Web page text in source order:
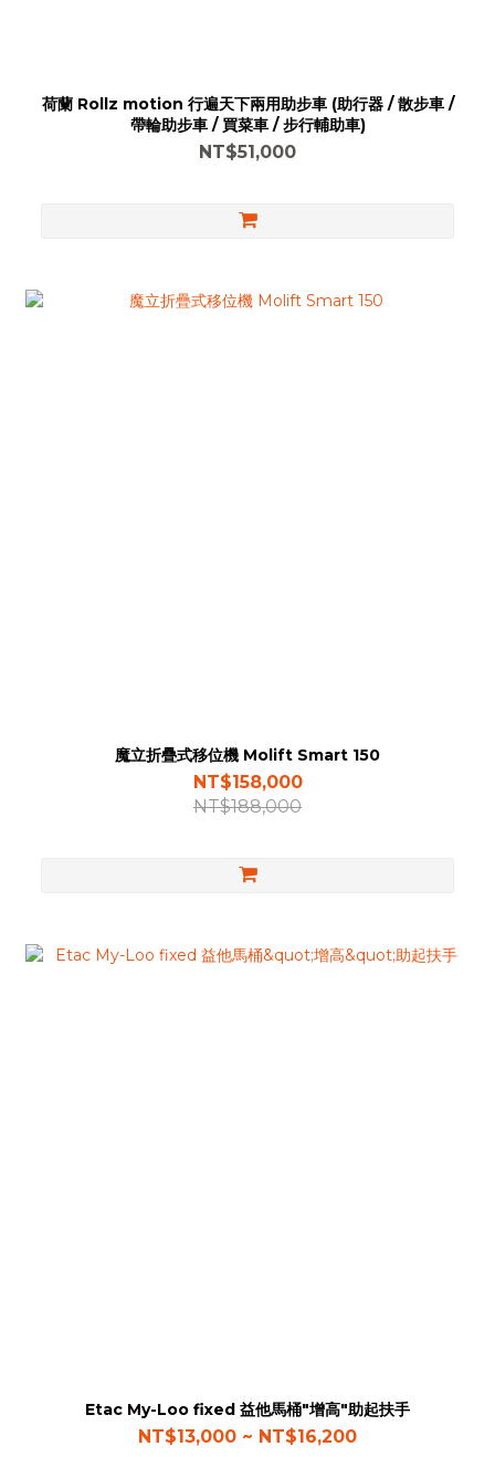
荷蘭 Rollz motion 行遍天下兩用助步車 (助行器 / 散步車 /
帶輪助步車 / 買菜車 / 步行輔助車)
NT$51,000
魔立折疊式移位機 Molift Smart 150
NT$158,000
NT$188,000
Etac My-Loo fixed 益他馬桶"增高"助起扶手
NT$13,000 ~ NT$16,200